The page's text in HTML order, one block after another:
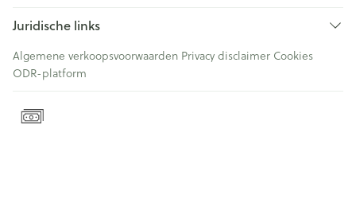
Juridische links
Algemene verkoopsvoorwaarden Privacy disclaimer Cookies
ODR-platform